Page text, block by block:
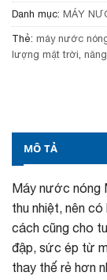
Danh mục: MÁY
Thẻ: máy nước
lượng mặt trời,
MÔ TẢ
Máy nước nóng
thu nhiệt, nên
cách cũng cho
đập, sức ép từ
thay thế rẻ hơn